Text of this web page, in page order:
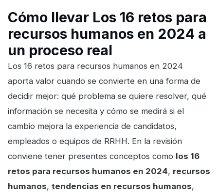
Cómo llevar Los 16 retos para
recursos humanos en 2024 a
un proceso real
Los 16 retos para recursos humanos en 2024
aporta valor cuando se convierte en una forma de
decidir mejor: qué problema se quiere resolver, qué
información se necesita y cómo se medirá si el
cambio mejora la experiencia de candidatos,
empleados o equipos de RRHH. En la revisión
conviene tener presentes conceptos como los 16
retos para recursos humanos en 2024, recursos
humanos, tendencias en recursos humanos,